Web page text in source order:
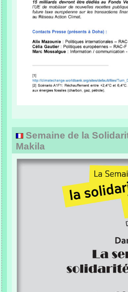
Semaine de la
Makila